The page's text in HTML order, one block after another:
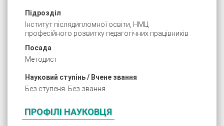
Підрозділ
Інститут післядипломної освіти, НМЦ
професійного розвитку педагогічних працівників
Посада
Методист
Науковий ступінь / Вчене звання
Без ступеня. Без звання.
ПРОФІЛІ НАУКОВЦЯ